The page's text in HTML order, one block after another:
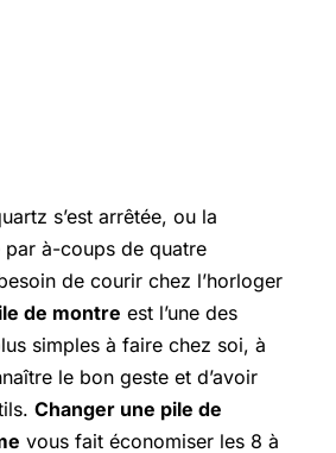
s’est arrêtée, ou la
par à-coups de quatre
de courir chez l’horloger
de montre est l’une des
simples à faire chez soi, à
le bon geste et d’avoir
Changer une pile de
vous fait économiser les 8 à